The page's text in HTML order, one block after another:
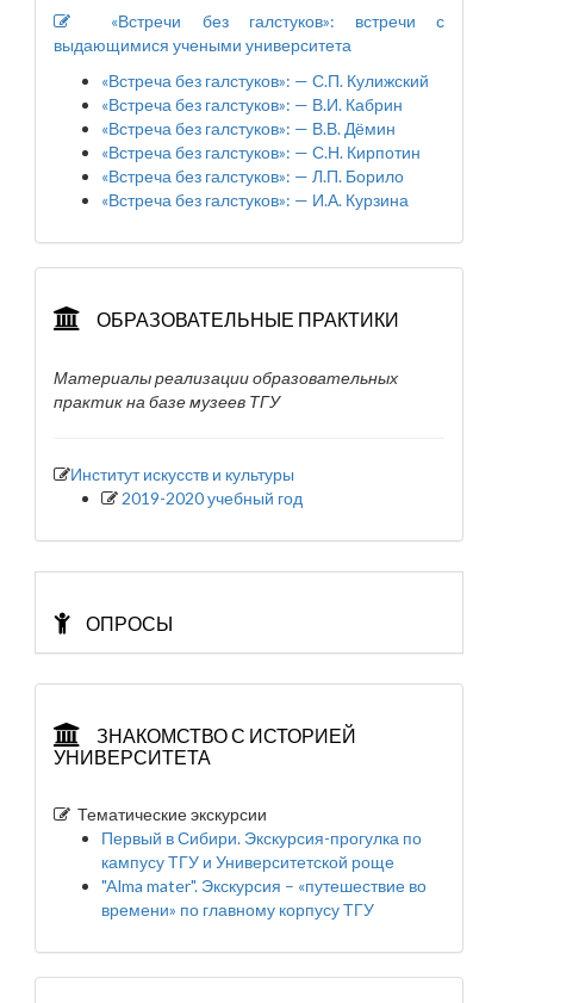
«Встречи без галстуков»: встречи с
выдающимися учеными университета
«Встреча без галстуков»: — С.П. Кулижский
«Встреча без галстуков»: — В.И. Кабрин
«Встреча без галстуков»: — В.В. Дёмин
«Встреча без галстуков»: — С.Н. Кирпотин
«Встреча без галстуков»: — Л.П. Борило
«Встреча без галстуков»: — И.А. Курзина
ОБРАЗОВАТЕЛЬНЫЕ ПРАКТИКИ
Материалы реализации образовательных
практик на базе музеев ТГУ
Институт искусств и культуры
2019-2020 учебный год
ОПРОСЫ
ЗНАКОМСТВО С ИСТОРИЕЙ
УНИВЕРСИТЕТА
Тематические экскурсии
Первый в Сибири. Экскурсия-прогулка по
кампусу ТГУ и Университетской роще
"Alma mater". Экскурсия – «путешествие во
времени» по главному корпусу ТГУ